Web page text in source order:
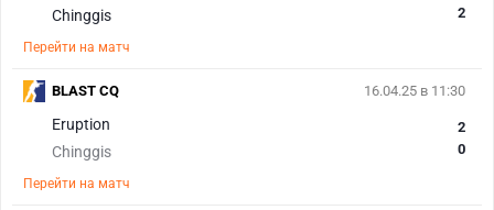
Chinggis
2
Перейти на матч
16.04.25 в 11:30
Eruption
Chinggis
2
0
Перейти на матч
BLAST CQ